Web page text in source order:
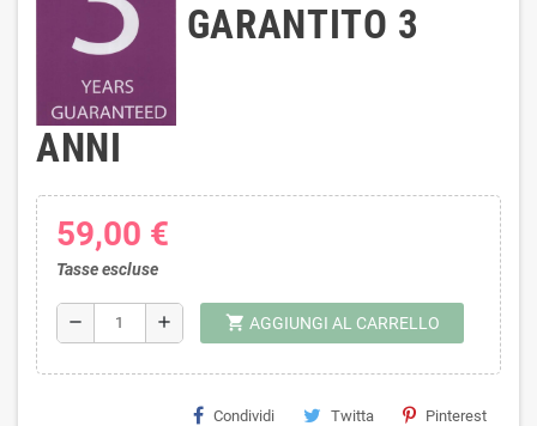
GARANTITO 3
ANNI
59,00 €
Tasse escluse
remove add shopping_cart AGGIUNGI AL CARRELLO
Condividi Twitta Pinterest